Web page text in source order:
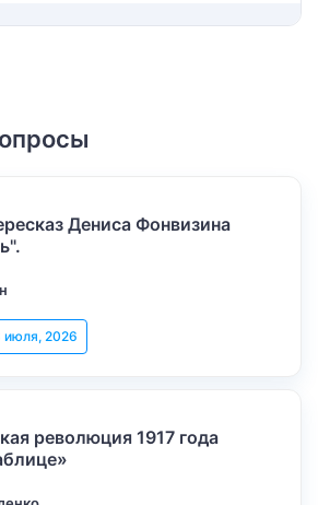
Дениса Фонвизина
июля, 2026
революция 1917 года